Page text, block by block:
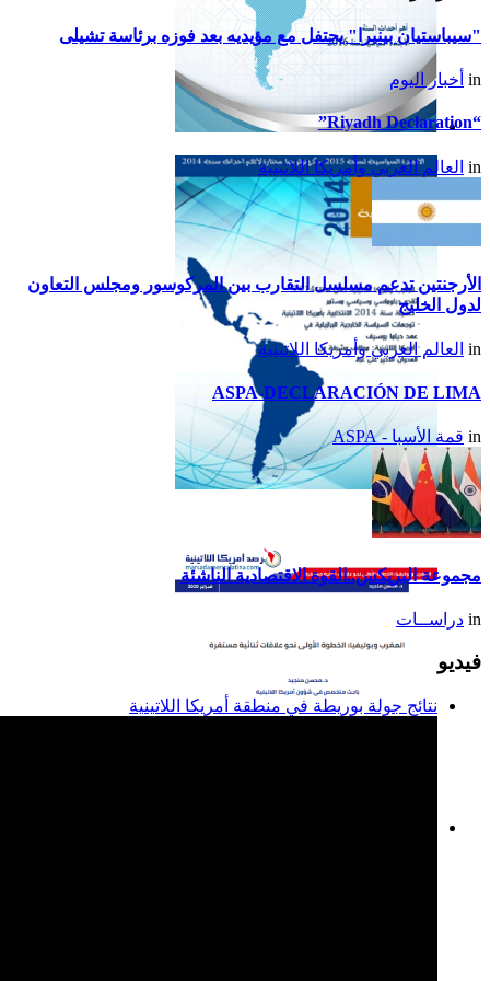
تقرير أمريكا اللاتينية لسنة
2015
تقرير أمريكا اللاتينية لسنة
2014
"سيباستيان بينيرا" يحتفل مع مؤيديه بعد فوزه برئاسة تشيلى
in أخبار اليوم
“Riyadh Declaration”
in العالم العربي وأمريكا اللاتينية
الأرجنتين تدعم مسلسل التقارب بين المركوسور ومجلس التعاون
لدول الخليج
in العالم العربي وأمريكا اللاتينية
ASPA-DECLARACIÓN DE LIMA
in قمة الأسبا - ASPA
مجموعة البريكس..القوة الاقتصادية الناشئة
in دراســات
فيديو
نتائج جولة بوريطة في منطقة أمريكا اللاتينية